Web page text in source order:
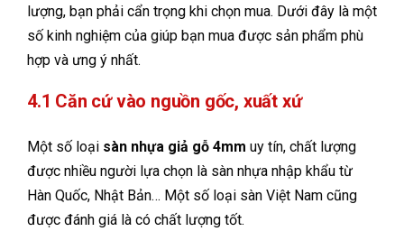
lượng, bạn phải cẩn trọng khi chọn mua. Dưới đây là một
số kinh nghiệm của giúp bạn mua được sản phẩm phù
hợp và ưng ý nhất.
4.1 Căn cứ vào nguồn gốc, xuất xứ
Một số loại sàn nhựa giả gỗ 4mm uy tín, chất lượng
được nhiều người lựa chọn là sàn nhựa nhập khẩu từ
Hàn Quốc, Nhật Bản… Một số loại sàn Việt Nam cũng
được đánh giá là có chất lượng tốt.